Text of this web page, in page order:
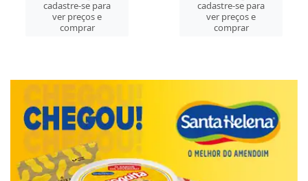
cadastre-se para
ver preços e
comprar
cadastre-se para
ver preços e
comprar